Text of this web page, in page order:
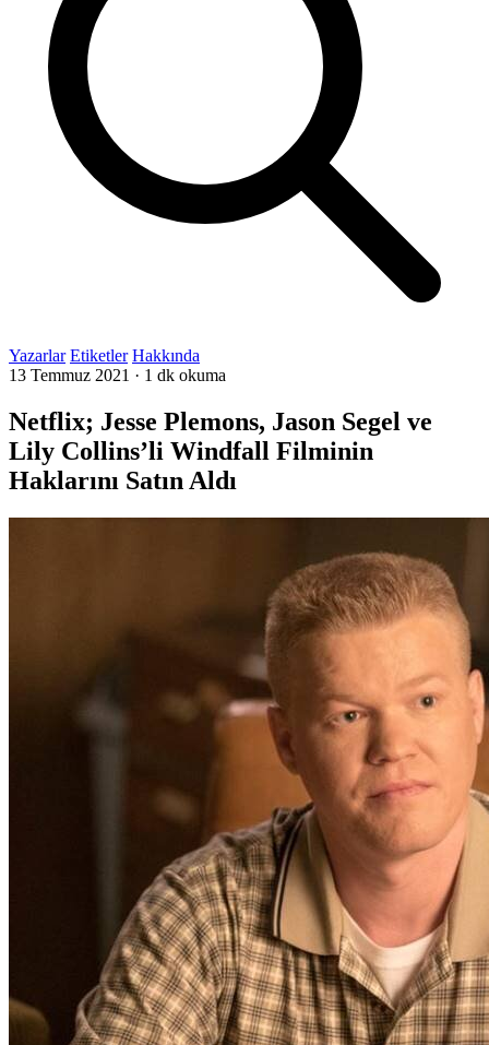
Yazarlar Etiketler Hakkında
13 Temmuz 2021 · 1 dk okuma
Netflix; Jesse Plemons, Jason Segel ve
Lily Collins’li Windfall Filminin
Haklarını Satın Aldı